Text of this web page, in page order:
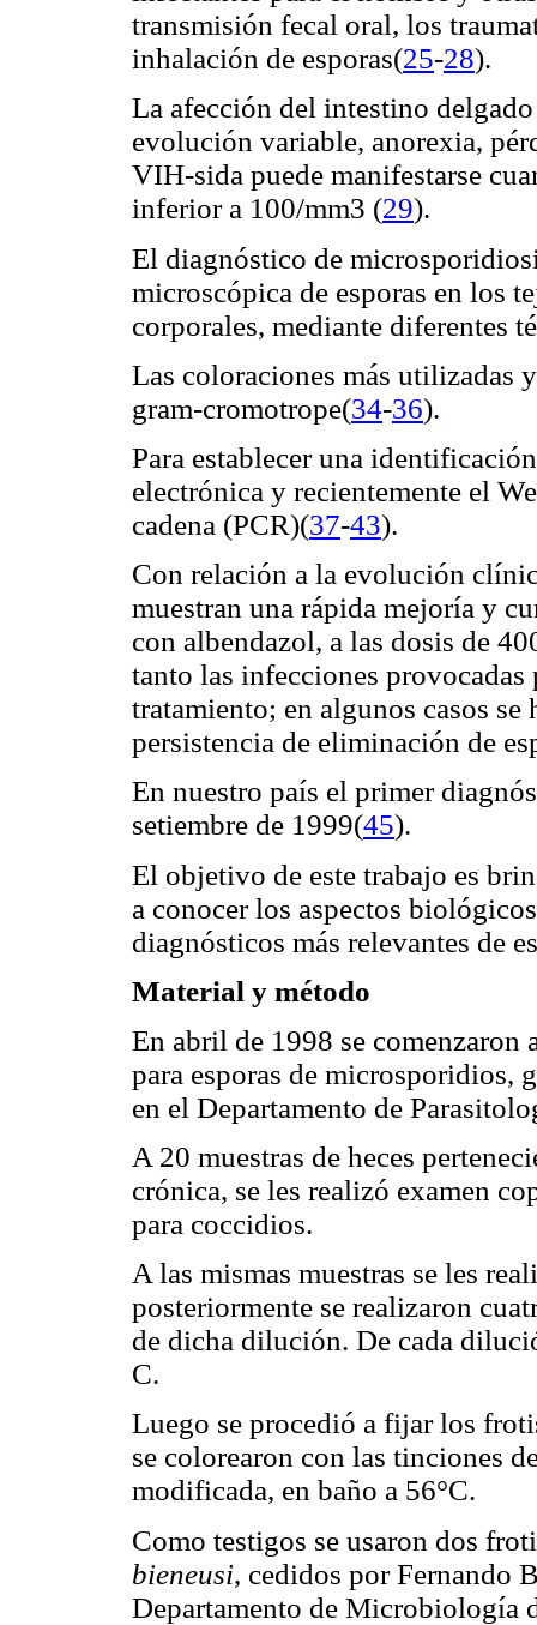
transmisión fecal oral, los
inhalación de esporas(25-28).
La afección del intestino delgado
evolución variable, anorexia,
VIH-sida puede manifestarse
inferior a 100/mm3 (29).
El diagnóstico de
microscópica de esporas en los
corporales, mediante diferentes
Las coloraciones más utilizadas
gram-cromotrope(34-36).
Para establecer una
electrónica y recientemente el
cadena (PCR)(37-43).
Con relación a la evolución
muestran una rápida mejoría y
con albendazol, a las dosis de
tanto las infecciones
tratamiento; en algunos casos se
persistencia de eliminación de
En nuestro país el primer
setiembre de 1999(45).
El objetivo de este trabajo es
a conocer los aspectos
diagnósticos más relevantes de
Material y método
En abril de 1998 se comenzaron
para esporas de microsporidios,
en el Departamento de
A 20 muestras de heces
crónica, se les realizó examen
para coccidios.
A las mismas muestras se les
posteriormente se realizaron
de dicha dilución. De cada
C.
Luego se procedió a fijar los
se colorearon con las tinciones
modificada, en baño a 56°C.
Como testigos se usaron dos
bieneusi, cedidos por Fernando
Departamento de Microbiología